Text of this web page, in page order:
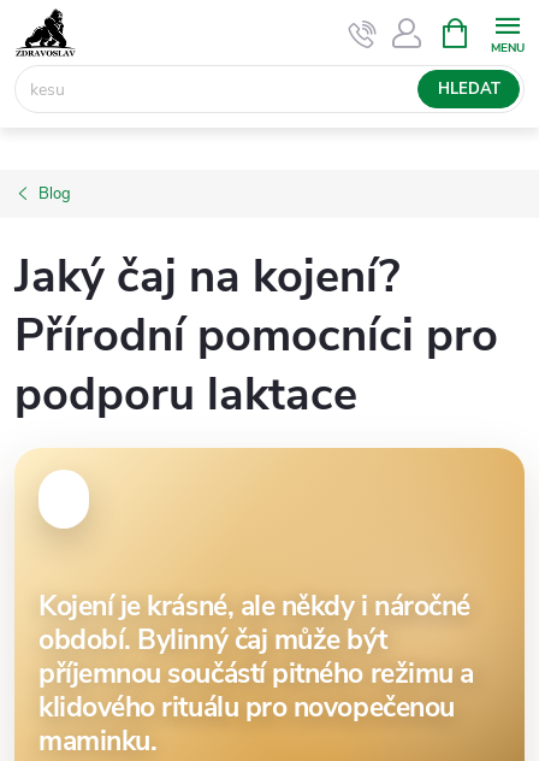
na
obsah
HLEDAT
NÁKUPNÍ
KOŠÍK
Blog
Jaký čaj na kojení?
Přírodní pomocníci pro
podporu laktace
Kojení je krásné, ale někdy i náročné
období. Bylinný čaj může být
příjemnou součástí pitného režimu a
klidového rituálu pro novopečenou
maminku.